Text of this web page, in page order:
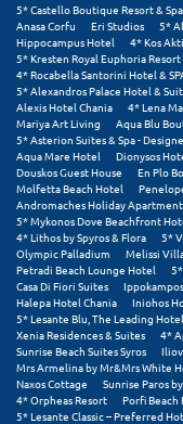
Πύλος
Πύργος
Ρ
Ρέθυμνο
Ρίο
Ρόδος
Σ
Σαλαμίνα
Σαμοθράκη
Σάμος
5* Castello Boutique Resort & Spa
Anasa Corfu
Eri Studios 5*
Hippocampus Hotel
4* Kos
5* Kresten Royal Euphoria Resort
4* Rocabella Santorini Hotel &
5* Alexandros Palace Hotel &
Alexis Hotel Chania
4* Lena
Mariya Art Living
Aqua Blu
5* Asterion Suites & Spa -
Aqua Mare Hotel
Dionysos
Douskos Guest House
En Plo
Molfetta Beach Hotel
Andromaches Holiday
5* Mykonos Dove Beachfront
4* Lithos by Spyros & Flora
5*
Olympic Palladium
Melissi
Petradi Beach Lounge Hotel
Casa Di Fiori Suites
Halepa Hotel Chania
Iniohos
5* Lesante Blu, The Leading
Xenia Residences & Suites
4*
Sunrise Beach Suites Syros
Mrs Armelina by Mr&Mrs White
Naxos Cottage
Sunrise Paros
4* Orpheas Resort
Porfi Beach
5* Lesante Classic – Preferred